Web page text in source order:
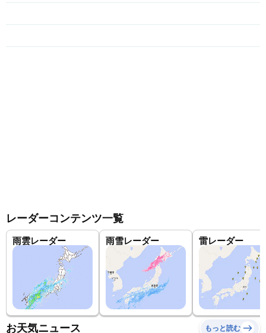
レーダーコンテンツ一覧
雨雲レーダー 雨雪レーダー 雷レーダー
お天気ニュース もっと読む